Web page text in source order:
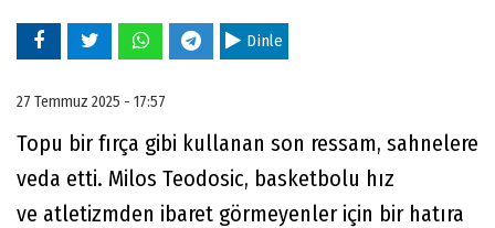
Biyografiler
Dinle
27 Temmuz 2025 - 17:57
Topu bir fırça gibi kullanan son ressam, sahnelere
veda etti. Milos Teodosic, basketbolu hız
ve atletizmden ibaret görmeyenler için bir hatıra